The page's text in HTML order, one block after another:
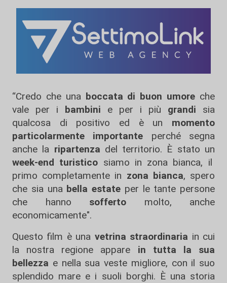
“Credo che una boccata di buon umore che
vale per i bambini e per i più grandi sia
qualcosa di positivo ed è un momento
particolarmente importante perché segna
anche la ripartenza del territorio. È stato un
week-end turistico siamo in zona bianca, il
primo completamente in zona bianca, spero
che sia una bella estate per le tante persone
che hanno sofferto molto, anche
economicamente".
Questo film è una vetrina straordinaria in cui
la nostra regione appare in tutta la sua
bellezza e nella sua veste migliore, con il suo
splendido mare e i suoli borghi. È una storia